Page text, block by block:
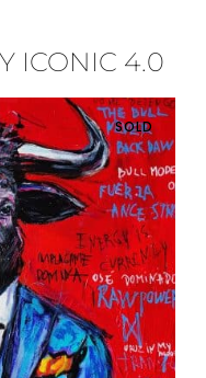
ICONIC 4.0
SOLD